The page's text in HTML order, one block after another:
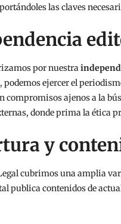
las claves
por nuestra
podemos ejercer el
compromisos ajenos a la
donde prima la ética
y
cubrimos una amplia
publica contenidos de